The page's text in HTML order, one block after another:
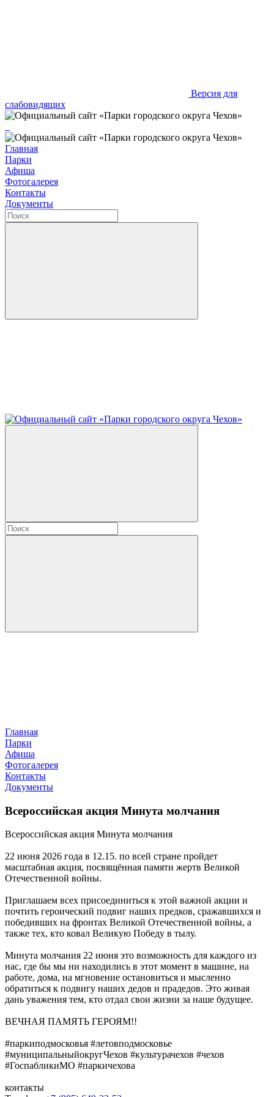
Версия для
слабовидящих
Главная
Парки
Афиша
Фотогалерея
Контакты
Документы
Главная
Парки
Афиша
Фотогалерея
Контакты
Документы
Всероссийская акция Минута молчания
Всероссийская акция Минута молчания
22 июня 2026 года в 12.15. по всей стране пройдет
масштабная акция, посвящённая памяти жертв Великой
Отечественной войны.
Приглашаем всех присоединиться к этой важной акции и
почтить героический подвиг наших предков, сражавшихся и
победивших на фронтах Великой Отечественной войны, а
также тех, кто ковал Великую Победу в тылу.
Минута молчания 22 июня это возможность для каждого из
нас, где бы мы ни находились в этот момент в машине, на
работе, дома, на мгновение остановиться и мысленно
обратиться к подвигу наших дедов и прадедов. Это живая
дань уважения тем, кто отдал свои жизни за наше будущее.
ВЕЧНАЯ ПАМЯТЬ ГЕРОЯМ!!
#паркиподмосковья #летовподмосковье
#муниципальныйокругЧехов #культурачехов #чехов
#ГоспабликиМО #паркичехова
контакты